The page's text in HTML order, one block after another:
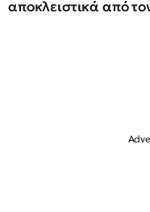
αποκλειστικά από